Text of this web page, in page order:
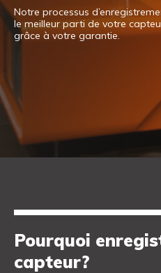
Notre processus
le meilleur parti de votre
grâce à votre garantie.
Pourquoi
capteur?